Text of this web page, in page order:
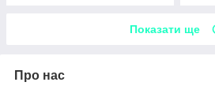
Показати ще
Про нас